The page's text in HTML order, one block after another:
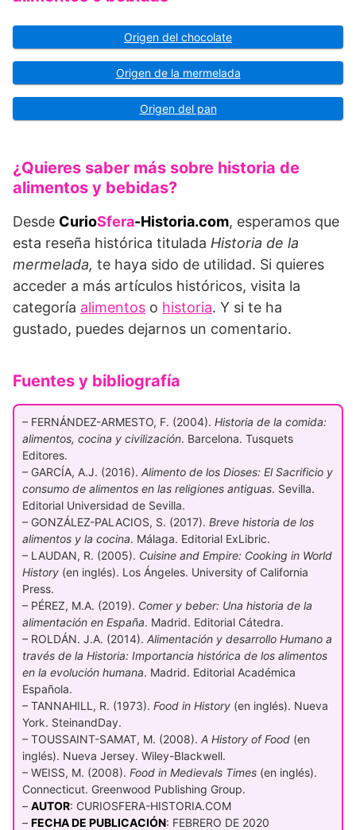
Origen del chocolate
Origen de la mermelada
Origen del pan
¿Quieres saber más sobre historia de
alimentos y bebidas?
Desde CurioSfera-Historia.com, esperamos que
esta reseña histórica titulada Historia de la
mermelada, te haya sido de utilidad. Si quieres
acceder a más artículos históricos, visita la
categoría alimentos o historia. Y si te ha
gustado, puedes dejarnos un comentario.
Fuentes y bibliografía
– FERNÁNDEZ-ARMESTO, F. (2004). Historia de la comida:
alimentos, cocina y civilización. Barcelona. Tusquets
Editores.
– GARCÍA, A.J. (2016). Alimento de los Dioses: El Sacrificio y
consumo de alimentos en las religiones antiguas. Sevilla.
Editorial Universidad de Sevilla.
– GONZÁLEZ-PALACIOS, S. (2017). Breve historia de los
alimentos y la cocina. Málaga. Editorial ExLibric.
– LAUDAN, R. (2005). Cuisine and Empire: Cooking in World
History (en inglés). Los Ángeles. University of California
Press.
– PÉREZ, M.A. (2019). Comer y beber: Una historia de la
alimentación en España. Madrid. Editorial Cátedra.
– ROLDÁN. J.A. (2014). Alimentación y desarrollo Humano a
través de la Historia: Importancia histórica de los alimentos
en la evolución humana. Madrid. Editorial Académica
Española.
– TANNAHILL, R. (1973). Food in History (en inglés). Nueva
York. SteinandDay.
– TOUSSAINT-SAMAT, M. (2008). A History of Food (en
inglés). Nueva Jersey. Wiley-Blackwell.
– WEISS, M. (2008). Food in Medievals Times (en inglés).
Connecticut. Greenwood Publishing Group.
– AUTOR: CURIOSFERA-HISTORIA.COM
– FECHA DE PUBLICACIÓN: FEBRERO DE 2020